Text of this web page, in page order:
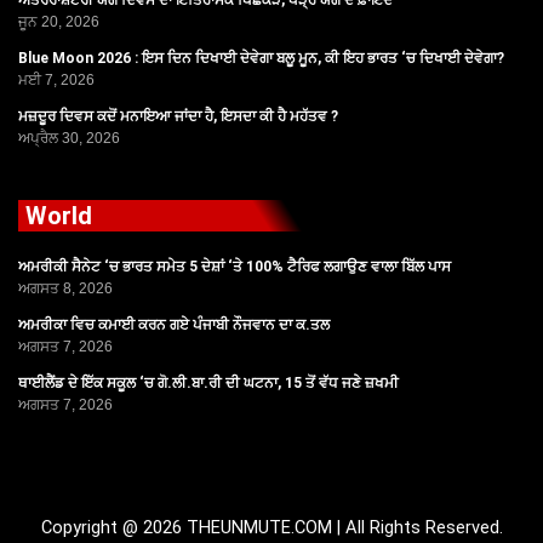
ਜੂਨ 20, 2026
Blue Moon 2026 : ਇਸ ਦਿਨ ਦਿਖਾਈ ਦੇਵੇਗਾ ਬਲੂ ਮੂਨ, ਕੀ ਇਹ ਭਾਰਤ ‘ਚ ਦਿਖਾਈ ਦੇਵੇਗਾ?
ਮਈ 7, 2026
ਮਜ਼ਦੂਰ ਦਿਵਸ ਕਦੋਂ ਮਨਾਇਆ ਜਾਂਦਾ ਹੈ, ਇਸਦਾ ਕੀ ਹੈ ਮਹੱਤਵ ?
ਅਪ੍ਰੈਲ 30, 2026
World
ਅਮਰੀਕੀ ਸੈਨੇਟ ‘ਚ ਭਾਰਤ ਸਮੇਤ 5 ਦੇਸ਼ਾਂ ‘ਤੇ 100% ਟੈਰਿਫ ਲਗਾਉਣ ਵਾਲਾ ਬਿੱਲ ਪਾਸ
ਅਗਸਤ 8, 2026
ਅਮਰੀਕਾ ਵਿਚ ਕਮਾਈ ਕਰਨ ਗਏ ਪੰਜਾਬੀ ਨੌਜਵਾਨ ਦਾ ਕ.ਤਲ
ਅਗਸਤ 7, 2026
ਥਾਈਲੈਂਡ ਦੇ ਇੱਕ ਸਕੂਲ ‘ਚ ਗੋ.ਲੀ.ਬਾ.ਰੀ ਦੀ ਘਟਨਾ, 15 ਤੋਂ ਵੱਧ ਜਣੇ ਜ਼ਖਮੀ
ਅਗਸਤ 7, 2026
Copyright @ 2026 THEUNMUTE.COM | All Rights Reserved.